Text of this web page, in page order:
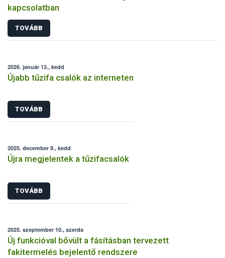
kapcsolatban
TOVÁBB
2026. január 13., kedd
Újabb tűzifa csalók az interneten
TOVÁBB
2025. december 9., kedd
Újra megjelentek a tűzifacsalók
TOVÁBB
2025. szeptember 10., szerda
Új funkcióval bővült a fásításban tervezett
fakitermelés bejelentő rendszere